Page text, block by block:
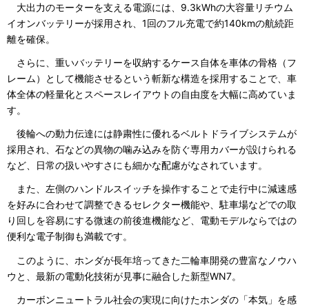
大出力のモーターを支える電源には、9.3kWhの大容量リチウム
イオンバッテリーが採用され、1回のフル充電で約140kmの航続距
離を確保。
さらに、重いバッテリーを収納するケース自体を車体の骨格（フ
レーム）として機能させるという斬新な構造を採用することで、車
体全体の軽量化とスペースレイアウトの自由度を大幅に高めていま
す。
後輪への動力伝達には静粛性に優れるベルトドライブシステムが
採用され、石などの異物の噛み込みを防ぐ専用カバーが設けられる
など、日常の扱いやすさにも細かな配慮がなされています。
また、左側のハンドルスイッチを操作することで走行中に減速感
を好みに合わせて調整できるセレクター機能や、駐車場などでの取
り回しを容易にする微速の前後進機能など、電動モデルならではの
便利な電子制御も満載です。
このように、ホンダが長年培ってきた二輪車開発の豊富なノウハ
ウと、最新の電動化技術が見事に融合した新型WN7。
カーボンニュートラル社会の実現に向けたホンダの「本気」を感